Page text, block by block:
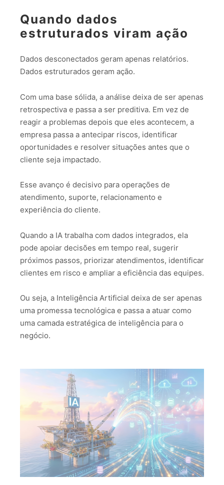
Quando dados
estruturados viram ação
Dados desconectados geram apenas relatórios.
Dados estruturados geram ação.
Com uma base sólida, a análise deixa de ser apenas
retrospectiva e passa a ser preditiva. Em vez de
reagir a problemas depois que eles acontecem, a
empresa passa a antecipar riscos, identificar
oportunidades e resolver situações antes que o
cliente seja impactado.
Esse avanço é decisivo para operações de
atendimento, suporte, relacionamento e
experiência do cliente.
Quando a IA trabalha com dados integrados, ela
pode apoiar decisões em tempo real, sugerir
próximos passos, priorizar atendimentos, identificar
clientes em risco e ampliar a eficiência das equipes.
Ou seja, a Inteligência Artificial deixa de ser apenas
uma promessa tecnológica e passa a atuar como
uma camada estratégica de inteligência para o
negócio.